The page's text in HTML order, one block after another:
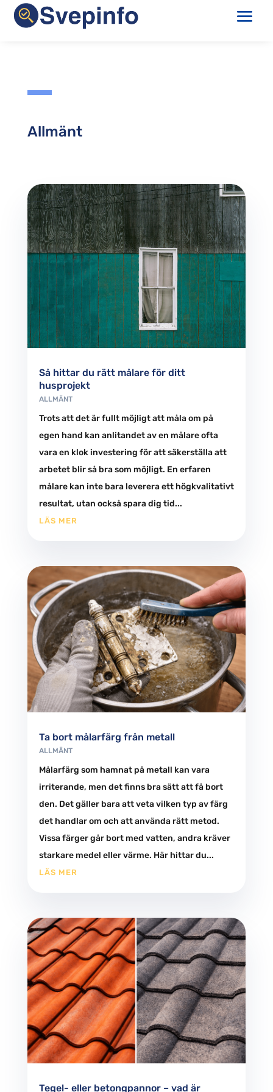
Allmänt
Så hittar du rätt målare för ditt
husprojekt
ALLMÄNT
Trots att det är fullt möjligt att måla om på
egen hand kan anlitandet av en målare ofta
vara en klok investering för att säkerställa att
arbetet blir så bra som möjligt. En erfaren
målare kan inte bara leverera ett högkvalitativt
resultat, utan också spara dig tid...
LÄS MER
Ta bort målarfärg från metall
ALLMÄNT
Målarfärg som hamnat på metall kan vara
irriterande, men det finns bra sätt att få bort
den. Det gäller bara att veta vilken typ av färg
det handlar om och att använda rätt metod.
Vissa färger går bort med vatten, andra kräver
starkare medel eller värme. Här hittar du...
LÄS MER
Tegel- eller betongpannor – vad är